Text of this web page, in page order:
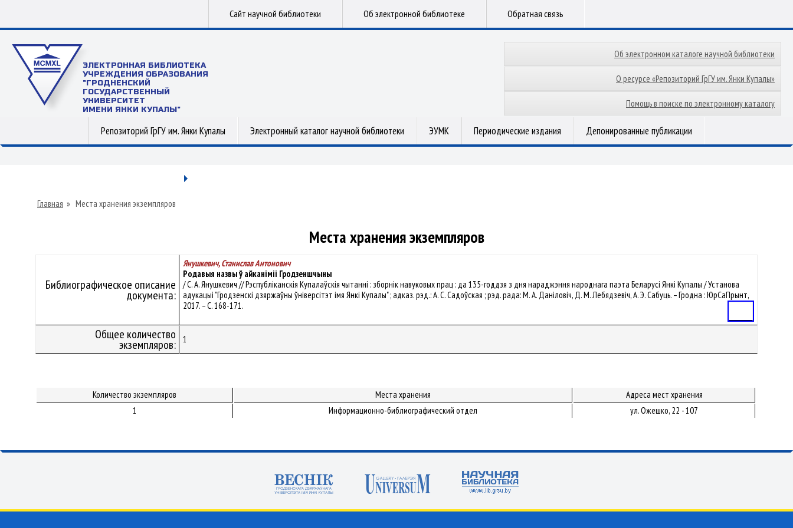
Сайт научной библиотеки Об электронной библиотеке Обратная связь
ЭЛЕКТРОННАЯ БИБЛИОТЕКА
УЧРЕЖДЕНИЯ ОБРАЗОВАНИЯ
"ГРОДНЕНСКИЙ
ГОСУДАРСТВЕННЫЙ
УНИВЕРСИТЕТ
ИМЕНИ ЯНКИ КУПАЛЫ"
Об электронном каталоге научной библиотеки
О ресурсе «Репозиторий ГрГУ им. Янки Купалы»
Помощь в поиске по электронному каталогу
Репозиторий ГрГУ им. Янки Купалы Электронный каталог научной библиотеки ЭУМК Периодические издания Депонированные публикации
Главная » Места хранения экземпляров
Места хранения экземпляров
Библиографическое описание
документа:
Янушкевич, Станислав Антонович
Родавыя назвы ў айканіміі Гродзеншчыны
/ С. А. Янушкевич // Рэспубліканскія Купалаўскія чытанні : зборнік навуковых прац : да 135-годдзя з дня нараджэння народнага паэта Беларусі Янкі Купалы / Установа
адукацыі "Гродзенскі дзяржаўны ўніверсітэт імя Янкі Купалы" ; адказ. рэд.: А. С. Садоўская ; рэд. рада: М. А. Даніловіч, Д. М. Лебядзевіч, А. Э. Сабуць. – Гродна : ЮрСаПрынт,
2017. – С. 168-171.
Общее количество
экземпляров: 1
Количество экземпляров Места хранения
Адреса мест хранения
1
Информационно-библиографический отдел ул. Ожешко, 22 - 107